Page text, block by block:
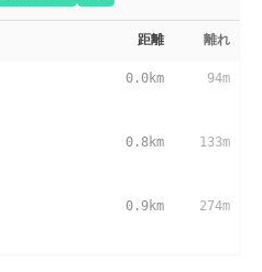
距離 離れ
0.0km 94m
0.8km 133m
0.9km 274m